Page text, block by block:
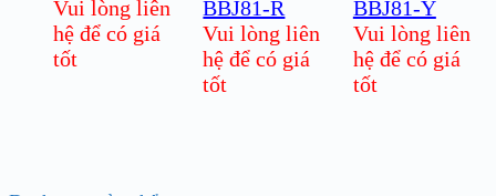
Vui lòng liên
hệ để có giá
tốt
BBJ81-R
Vui lòng liên
hệ để có giá
tốt
BBJ81-Y
Vui lòng liên
hệ để có giá
tốt